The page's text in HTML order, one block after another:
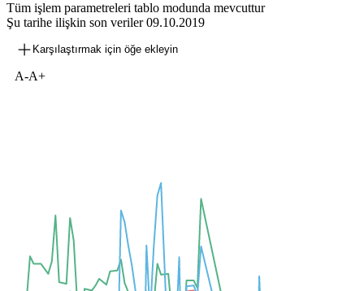
Tüm işlem parametreleri tablo modunda mevcuttur
Şu tarihe ilişkin son veriler09.10.2019
Karşılaştırmak için öğe ekleyin